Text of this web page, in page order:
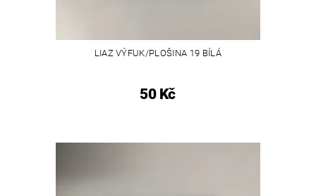
LIAZ VÝFUK/PLOŠINA 19 BÍLÁ
50 Kč